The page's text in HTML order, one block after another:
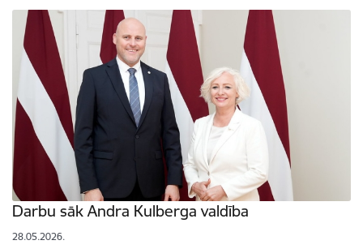
Darbu sāk Andra Kulberga valdība
28.05.2026.